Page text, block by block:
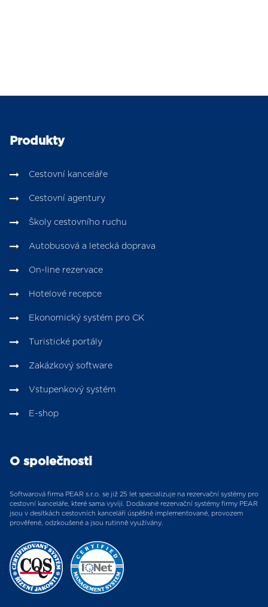
Produkty
Cestovní kanceláře
Cestovní agentury
Školy cestovního ruchu
Autobusová a letecká doprava
On-line rezervace
Hotelové recepce
Ekonomický systém pro CK
Turistické portály
Zakázkový software
Vstupenkový systém
E-shop
O společnosti
Softwarová firma PEAR s.r.o. se již 25 let specializuje na rezervační systémy pro
cestovní kanceláře, které sama vyvíjí. Dodávané rezervační systémy firmy PEAR
jsou v desítkách cestovních kanceláří úspěšně implementované, provozem
prověřené, odzkoušené a jsou rutinně využívány.